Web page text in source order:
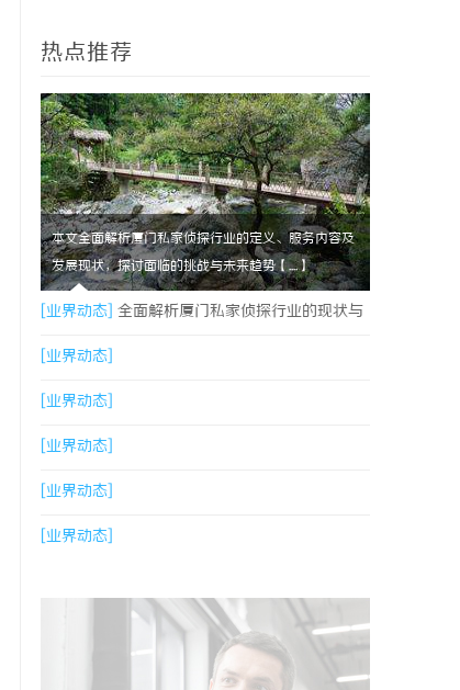
热点推荐
本文全面解析厦门私家侦探行业的定义、服务内容及
发展现状，探讨面临的挑战与未来趋势【....】
[业界动态] 全面解析厦门私家侦探行业的现状与
发展趋势
[业界动态]
[业界动态]
[业界动态]
[业界动态]
[业界动态]